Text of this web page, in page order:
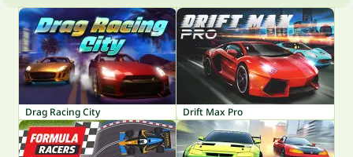
Drag Racing City Drift Max Pro